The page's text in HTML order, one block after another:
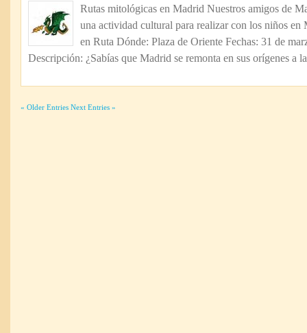
Rutas mitológicas en Madrid Nuestros amigos de
una actividad cultural para realizar con los niños
en Ruta Dónde: Plaza de Oriente Fechas: 31 de
Descripción: ¿Sabías que Madrid se remonta en sus orígenes a
« Older Entries Next Entries »